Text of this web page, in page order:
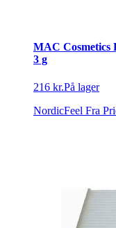
MAC Cosmetics
3 g
216 kr.På lager
NordicFeel Fra